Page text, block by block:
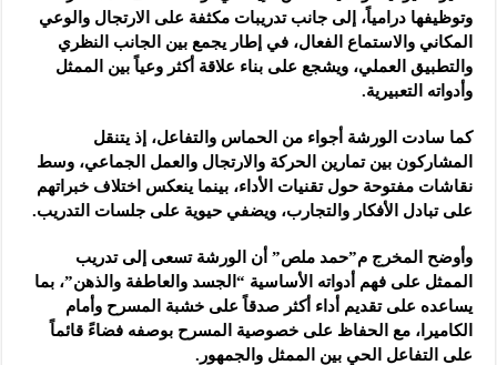
وتوظيفها درامياً، إلى جانب تدريبات مكثفة على الارتجال والوعي
المكاني والاستماع الفعال، في إطار يجمع بين الجانب النظري
والتطبيق العملي، ويشجع على بناء علاقة أكثر وعياً بين الممثل
وأدواته التعبيرية.
كما سادت الورشة أجواء من الحماس والتفاعل، إذ يتنقل
المشاركون بين تمارين الحركة والارتجال والعمل الجماعي، وسط
نقاشات مفتوحة حول تقنيات الأداء، بينما ينعكس اختلاف خبراتهم
على تبادل الأفكار والتجارب، ويضفي حيوية على جلسات التدريب.
وأوضح المخرج م”حمد ملص” أن الورشة تسعى إلى تدريب
الممثل على فهم أدواته الأساسية “الجسد والعاطفة والذهن”، بما
يساعده على تقديم أداء أكثر صدقاً على خشبة المسرح وأمام
الكاميرا، مع الحفاظ على خصوصية المسرح بوصفه فضاءً قائماً
على التفاعل الحي بين الممثل والجمهور.